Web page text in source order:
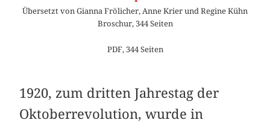
Übersetzt von Gianna Frölicher, Anne Krier und Regine Kühn
Broschur, 344 Seiten
PDF, 344 Seiten
1920, zum dritten Jahrestag der
Oktoberrevolution, wurde in